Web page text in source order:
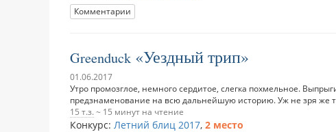
Комментарии
Greenduck Уездный трип
01.06.2017
Утро промозглое, немного сердитое, слегка похмельное.
предзнаменование на всю дальнейшую историю. Уж не зря же
15 т.з. ~ 15 минут на чтение
Конкурс: Летний блиц 2017, 2 место